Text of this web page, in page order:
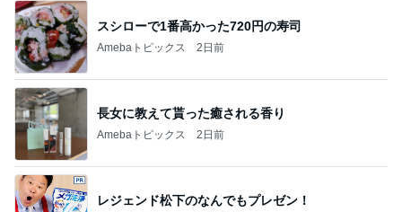
スシローで1番高かった720円の寿司
Amebaトピックス 2日前
長女に教えて貰った癒される香り
Amebaトピックス 2日前
レジェンド松下のなんでもプレゼン！